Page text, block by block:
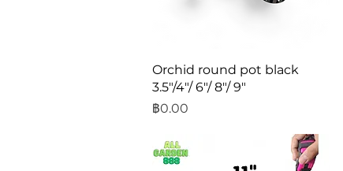
ดูข้อมูลด่วน
Orchid round pot black
3.5"/4"/ 6"/ 8"/ 9"
ราคา
฿0.00